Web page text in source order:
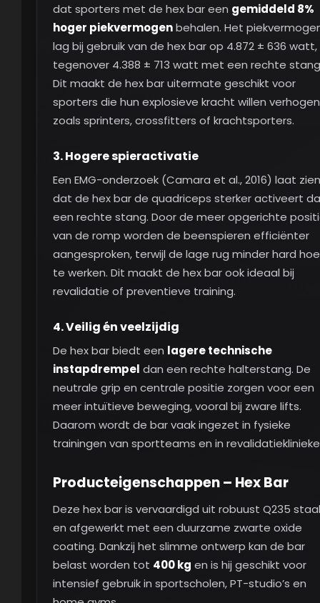
dat sporters met de hex bar een gemiddeld 8%
hoger piekvermogenbehalen. Het
lag bij gebruik van de hex bar op 4.872 ± 636 watt,
tegenover 4.388 ± 713 watt met een rechte
Dit maakt de hex bar uitermate geschikt voor
sporters die hun explosieve kracht willen
zoals sprinters, crossfitters of krachtsporters.
3.Hogere spieractivatie
Een EMG-onderzoek (Camara et al., 2016) laat zien
dat de hex bar de quadriceps sterker activeert
een rechte stang. Door de meer opgerichte
van de romp worden de beenspieren efficiënter
aangesproken, terwijl de lage rug minder hard
te werken. Dit maakt de hex bar ook ideaal bij
revalidatie of preventieve training.
4.Veilig én veelzijdig
De hex bar biedt een lagere technische
instapdrempel dan een rechte halterstang. De
neutrale grip en centrale positie zorgen voor een
meer intuïtieve beweging, vooral bij zware lifts.
Daarom wordt de bar vaak ingezet in fysieke
trainingen van sportteams en in
Producteigenschappen – Hex Bar
Deze hex bar is vervaardigd uit robuust Q235 staal
en afgewerkt met een duurzame zwarte oxide
coating. Dankzij het slimme ontwerp kan de bar
belast worden tot 400 kg en is hij geschikt voor
intensief gebruik in sportscholen, PT-studio’s en